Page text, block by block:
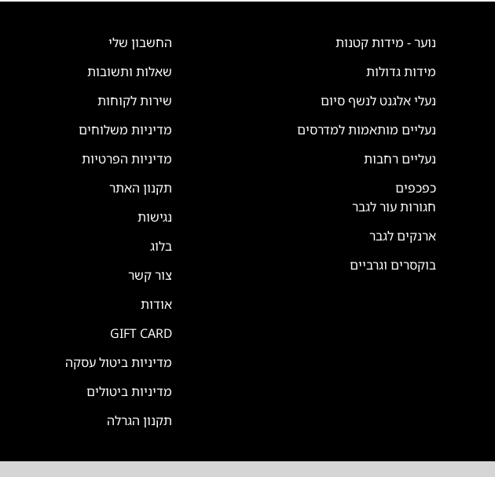
נוער - מידות קטנות
מידות גדולות
נעלי אלגנט לנשף סיום
נעליים מותאמות למדרסים
נעליים רחבות
כפכפים
חגורות עור לגבר
ארנקים לגבר
בוקסרים וגרביים
החשבון שלי
שאלות ותשובות
שירות לקוחות
מדיניות משלוחים
מדיניות הפרטיות
תקנון האתר
נגישות
בלוג
צור קשר
אודות
GIFT CARD
מדיניות ביטול עסקה
מדיניות ביטולים
תקנון הגרלה